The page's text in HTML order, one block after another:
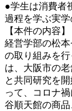
●学生は消費者
過程を学ぶ実
【本件の内容】
経営学部の松
の取り組みを
は、大阪市の
と共同研究を
って、コロナ
谷順天館の商